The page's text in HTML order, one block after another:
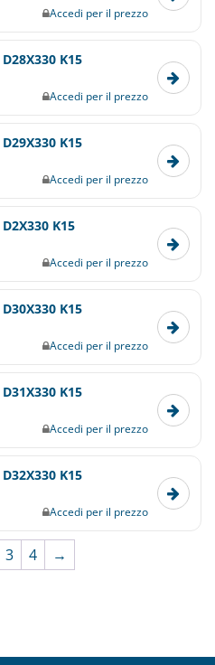
Accedi per il prezzo
K15
Accedi per il prezzo
K15
Accedi per il prezzo
K15
Accedi per il prezzo
K15
Accedi per il prezzo
K15
Accedi per il prezzo
K15
Accedi per il prezzo
3 4 →